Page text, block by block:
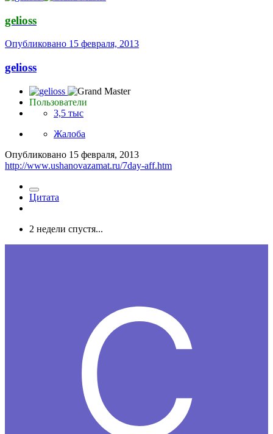
gelioss
Опубликовано 15 февраля, 2013
gelioss
Пользователи
3,5 тыс
Жалоба
Опубликовано 15 февраля, 2013
http://www.ushanovazamat.ru/7day-aff.htm
Цитата
2 недели спустя...